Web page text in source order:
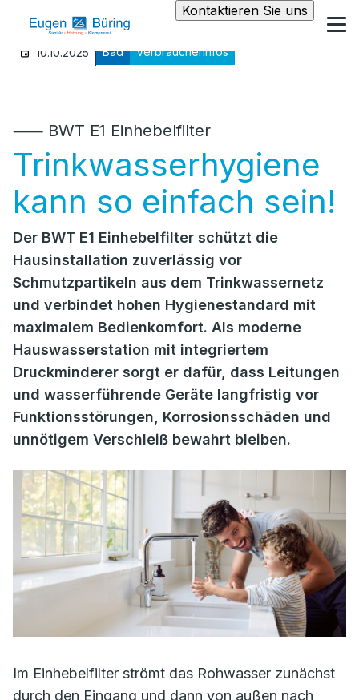
Kontaktieren Sie uns
10.10.2025 Bad Verbraucherinfos
⸺ BWT E1 Einhebelfilter
Trinkwasserhygiene
kann so einfach sein!
Der BWT E1 Einhebelfilter schützt die
Hausinstallation zuverlässig vor
Schmutzpartikeln aus dem Trinkwassernetz
und verbindet hohen Hygienestandard mit
maximalem Bedienkomfort. Als moderne
Hauswasserstation mit integriertem
Druckminderer sorgt er dafür, dass Leitungen
und wasserführende Geräte langfristig vor
Funktionsstörungen, Korrosionsschäden und
unnötigem Verschleiß bewahrt bleiben.
Im Einhebelfilter strömt das Rohwasser zunächst
durch den Eingang und dann von außen nach